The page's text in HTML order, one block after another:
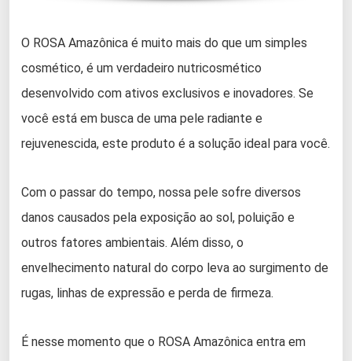
O ROSA Amazônica é muito mais do que um simples
cosmético, é um verdadeiro nutricosmético
desenvolvido com ativos exclusivos e inovadores. Se
você está em busca de uma pele radiante e
rejuvenescida, este produto é a solução ideal para você.
Com o passar do tempo, nossa pele sofre diversos
danos causados pela exposição ao sol, poluição e
outros fatores ambientais. Além disso, o
envelhecimento natural do corpo leva ao surgimento de
rugas, linhas de expressão e perda de firmeza.
É nesse momento que o ROSA Amazônica entra em